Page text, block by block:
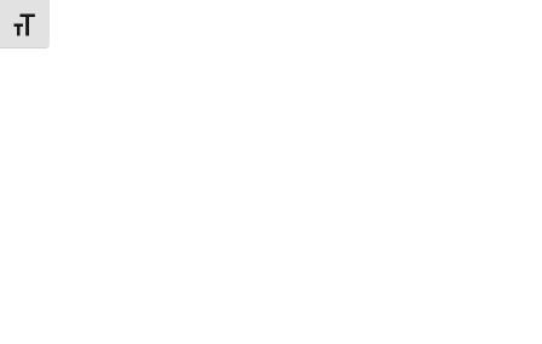
SCHRIFT VERGRÖSSERN